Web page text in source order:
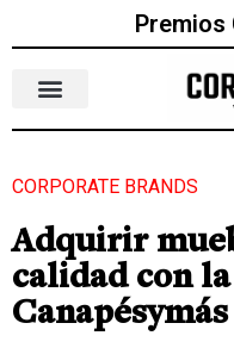
Premios
CORPORATE BRANDS
Adquirir
calidad con
Canapésymás